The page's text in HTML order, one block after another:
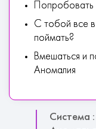
С тобой все
поймать?
Вмешаться и
Аномалия
Система :